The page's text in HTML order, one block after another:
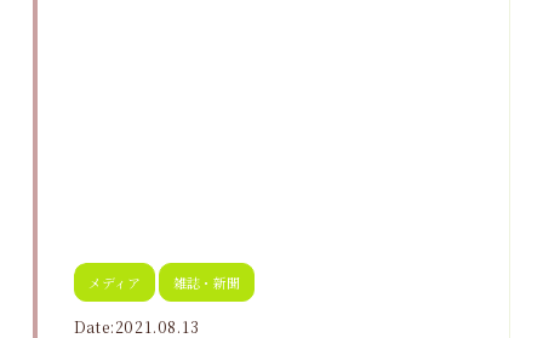
メディア 雑誌・新聞
Date:2021.08.13